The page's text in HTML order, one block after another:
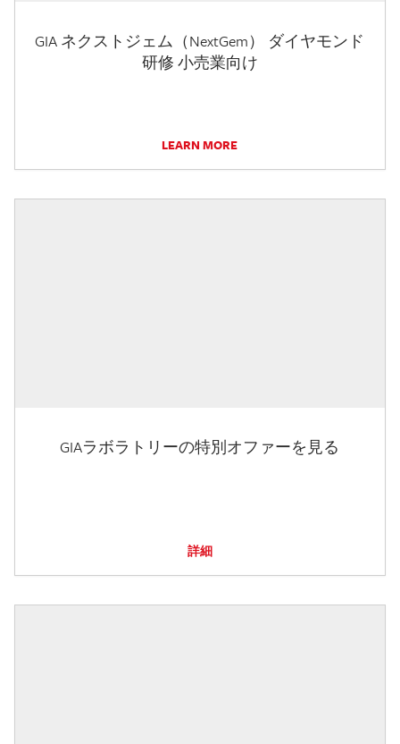
GIA ネクストジェム（NextGem） ダイヤモンド
研修 小売業向け
LEARN MORE
GIAラボラトリーの特別オファーを見る
詳細